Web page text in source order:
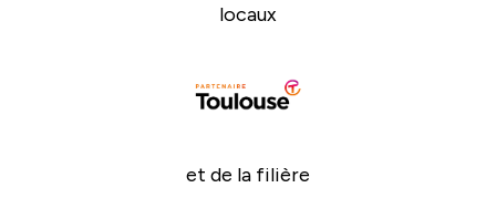
locaux
et de la filière